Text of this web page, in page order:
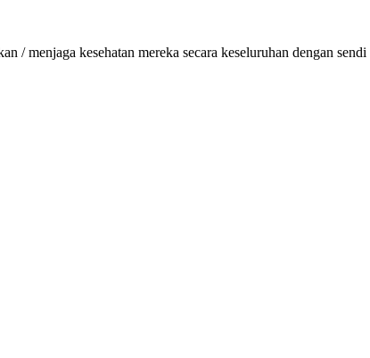
/ menjaga kesehatan mereka secara keseluruhan dengan